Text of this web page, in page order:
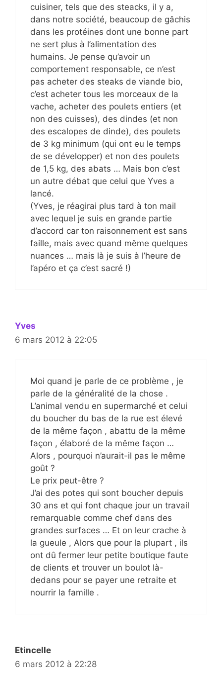
cuisiner, tels que des steacks, il y a,
dans notre société, beaucoup de gâchis
dans les protéines dont une bonne part
ne sert plus à l’alimentation des
humains. Je pense qu’avoir un
comportement responsable, ce n’est
pas acheter des steaks de viande bio,
c’est acheter tous les morceaux de la
vache, acheter des poulets entiers (et
non des cuisses), des dindes (et non
des escalopes de dinde), des poulets
de 3 kg minimum (qui ont eu le temps
de se développer) et non des poulets
de 1,5 kg, des abats … Mais bon c’est
un autre débat que celui que Yves a
lancé.
(Yves, je réagirai plus tard à ton mail
avec lequel je suis en grande partie
d’accord car ton raisonnement est sans
faille, mais avec quand même quelques
nuances … mais là je suis à l’heure de
l’apéro et ça c’est sacré !)
Yves
6 mars 2012 à 22:05
Moi quand je parle de ce problème , je
parle de la généralité de la chose .
L’animal vendu en supermarché et celui
du boucher du bas de la rue est élevé
de la même façon , abattu de la même
façon , élaboré de la même façon …
Alors , pourquoi n’aurait-il pas le même
goût ?
Le prix peut-être ?
J’ai des potes qui sont boucher depuis
30 ans et qui font chaque jour un travail
remarquable comme chef dans des
grandes surfaces … Et on leur crache à
la gueule , Alors que pour la plupart , ils
ont dû fermer leur petite boutique faute
de clients et trouver un boulot là-
dedans pour se payer une retraite et
nourrir la famille .
Etincelle
6 mars 2012 à 22:28